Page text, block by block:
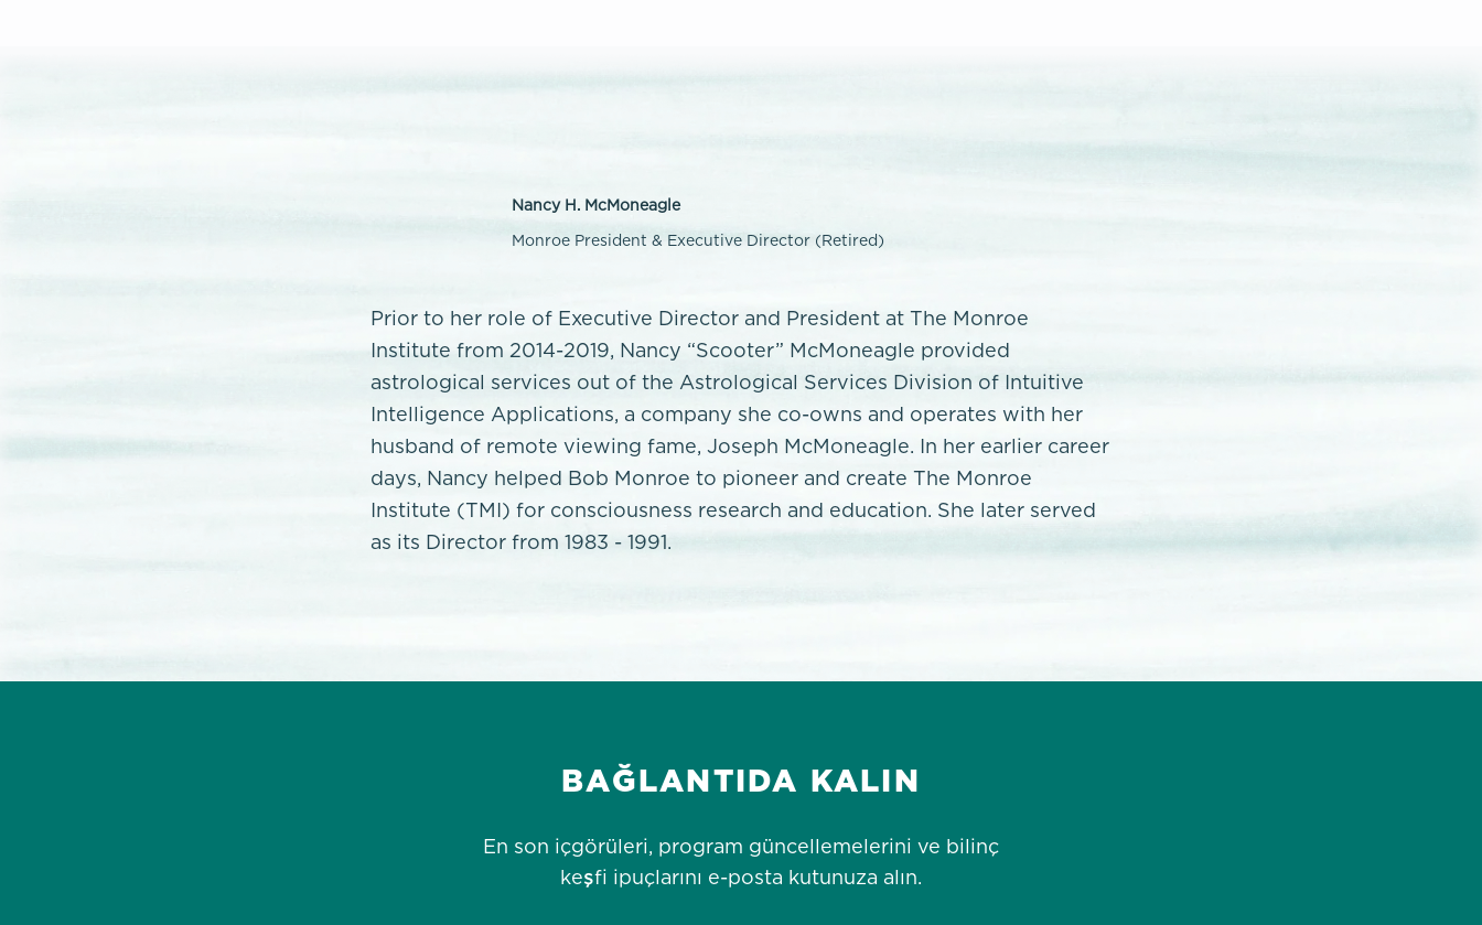
Nancy H. McMoneagle
Monroe President & Executive Director (Retired)
Prior to her role of Executive Director and President at The Monroe
Institute from 2014-2019, Nancy “Scooter” McMoneagle provided
astrological services out of the Astrological Services Division of Intuitive
Intelligence Applications, a company she co-owns and operates with her
husband of remote viewing fame, Joseph McMoneagle. In her earlier career
days, Nancy helped Bob Monroe to pioneer and create The Monroe
Institute (TMI) for consciousness research and education. She later served
as its Director from 1983 - 1991.
BAĞLANTIDA KALIN
En son içgörüleri, program güncellemelerini ve bilinç
keşfi ipuçlarını e-posta kutunuza alın.